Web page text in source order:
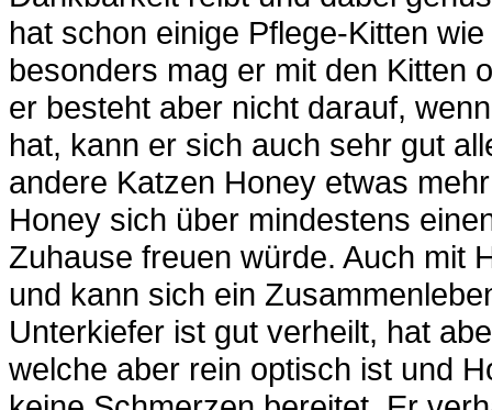
hat schon einige Pflege-Kitten
besonders mag er mit den Kitten
er besteht aber nicht darauf,
hat, kann er sich auch sehr gut
andere Katzen Honey etwas
Honey sich über mindestens
Zuhause freuen würde. Auch mit
und kann sich ein
Unterkiefer ist gut verheilt, hat
welche aber rein optisch ist und